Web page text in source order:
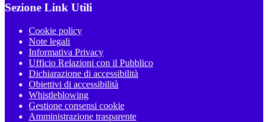
Sezione Link Utili
Cookie policy
Note legali
Informativa Privacy
Ufficio Relazioni con il Pubblico
Dichiarazione di accessibilità
Obiettivi di accessibilità
Whistleblowing
Gestione consensi cookie
Amministrazione trasparente